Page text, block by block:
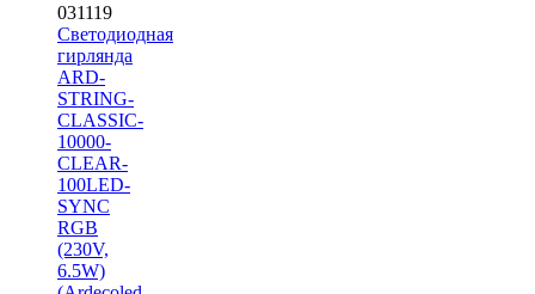
031119
Светодиодная
гирлянда
ARD-
STRING-
CLASSIC-
10000-
CLEAR-
100LED-
SYNC
RGB
(230V,
6.5W)